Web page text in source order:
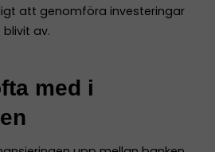
att genomföra investeringar
av.
med i